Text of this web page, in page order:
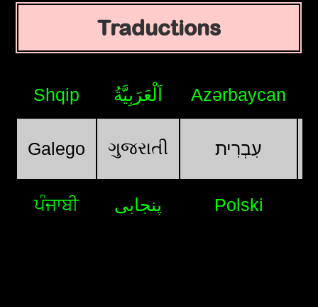
Traductions
Shqip اَلْعَرَبِيَّةُ Azərbaycan
Galego ગુજરાતી עִבְרִית
ਪੰਜਾਬੀ پنجابی Polski